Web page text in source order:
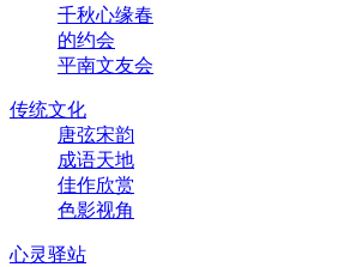
千秋心缘春
的约会
平南文友会
传统文化
唐弦宋韵
成语天地
佳作欣赏
色影视角
心灵驿站